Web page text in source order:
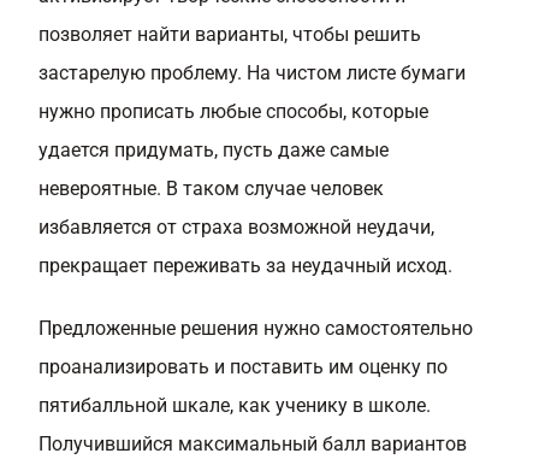
позволяет найти варианты, чтобы решить
застарелую проблему. На чистом листе бумаги
нужно прописать любые способы, которые
удается придумать, пусть даже самые
невероятные. В таком случае человек
избавляется от страха возможной неудачи,
прекращает переживать за неудачный исход.
Предложенные решения нужно самостоятельно
проанализировать и поставить им оценку по
пятибалльной шкале, как ученику в школе.
Получившийся максимальный балл вариантов